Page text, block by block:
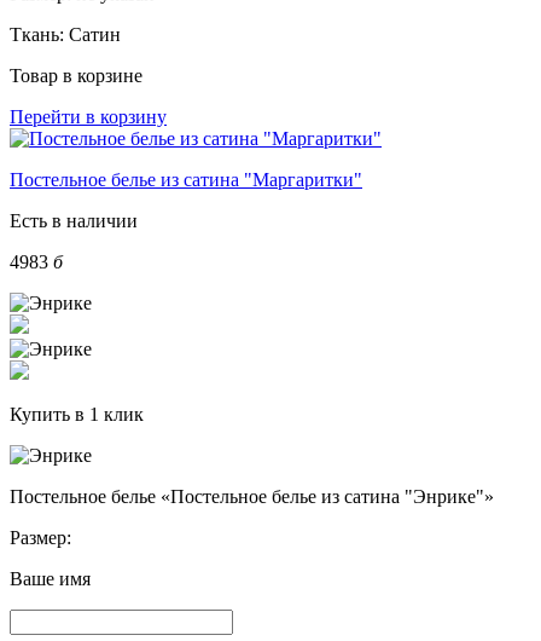
Ткань: Сатин
Товар в корзине
Перейти в корзину
Постельное белье из сатина "Маргаритки"
Есть в наличии
4983 б
Купить в 1 клик
Постельное белье «Постельное белье из сатина "Энрике"»
Размер:
Ваше имя